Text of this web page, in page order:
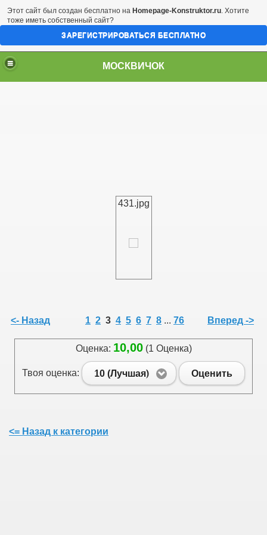
МОСКВИЧОК
431.jpg
<- Назад 1 2 3 4 5 6 7 8 ... 76 Вперед ->
Оценка: 10,00(1 Оценка)
Твоя оценка: 10 (Лучшая) Оценить
<= Назад к категории
Этот сайт был создан бесплатно на Homepage-Konstruktor.ru. Хотите
тоже иметь собственный сайт?
ЗАРЕГИСТРИРОВАТЬСЯ БЕСПЛАТНО